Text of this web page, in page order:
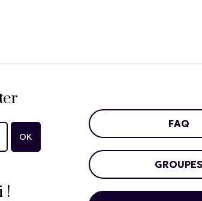
!
FAQ
GROUPES